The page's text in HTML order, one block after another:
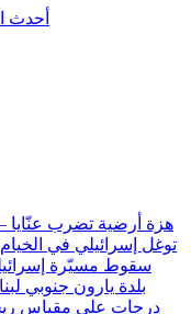
أحدث
هزة أرضية تضرب عنّايا – جبيل بقوّة 2.8
توغل إسرائيلي في
سقوط مسيّرة
بلدة يارون جنوبي
درجات على مقياس